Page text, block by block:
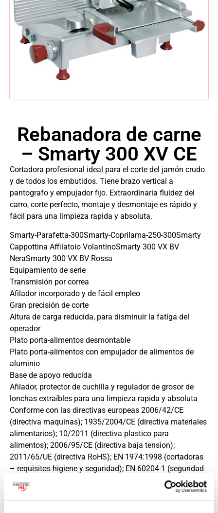
Rebanadora de carne
– Smarty 300 XV CE
Cortadora profesional ideal para el corte del jamón crudo
y de todos los embutidos. Tiene brazo vertical a
pantografo y empujador fijo. Extraordinaria fluidez del
carro, corte perfecto, montaje y desmontaje es rápido y
fácil para una limpieza rapida y absoluta.
Smarty-Parafetta-300Smarty-Coprilama-250-300Smarty
Cappottina Affilatoio VolantinoSmarty 300 VX BV
NeraSmarty 300 VX BV Rossa
Equipamiento de serie
Transmisión por correa
Afilador incorporado y de fácil empleo
Gran precisión de corte
Altura de carga reducida, para disminuir la fatiga del
operador
Plato porta-alimentos desmontable
Plato porta-alimentos con empujador de alimentos de
aluminio
Base de apoyo reducida
Afilador, protector de cuchilla y regulador de grosor de
lonchas extraíbles para una limpieza rapida y absoluta
Conforme con las directivas europeas 2006/42/CE
(directiva maquinas); 1935/2004/CE (directiva materiales
alimentarios); 10/2011 (directiva plastico para
alimentos); 2006/95/CE (directiva baja tension);
2011/65/UE (directiva RoHS); EN 1974:1998 (cortadoras
– requisitos higiene y seguridad); EN 60204-1 (seguridad
maquina); EN 55014 (compatibilidad electromagnética)
Ranuras de desplazamiento para ameliorar la fluidez del